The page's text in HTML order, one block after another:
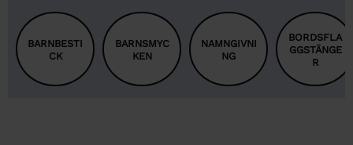
BARNBESTI
CK
BARNSMYC
KEN
NAMNGIVNI
NG
BORDSFLA
GGSTÄNGE
R